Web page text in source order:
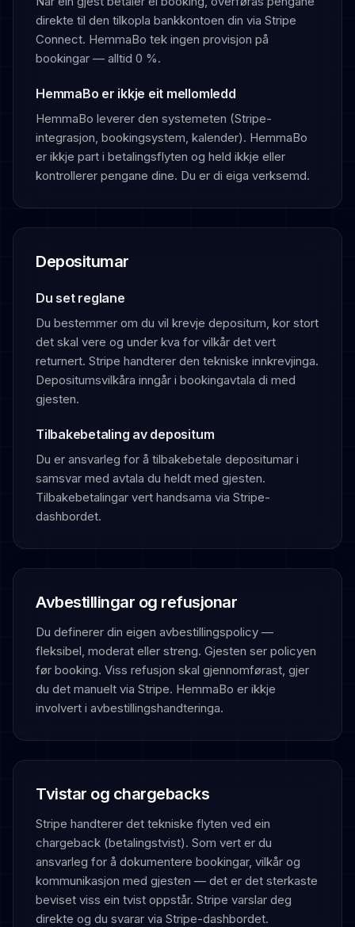
direkte til den tilkopla bankkontoen din via Stripe
Connect. HemmaBo tek ingen provisjon på
bookingar — alltid 0 %.
HemmaBo er ikkje eit mellomledd
HemmaBo leverer den systemeten (Stripe-
integrasjon, bookingsystem, kalender). HemmaBo
er ikkje part i betalingsflyten og held ikkje eller
kontrollerer pengane dine. Du er di eiga verksemd.
Depositumar
Du set reglane
Du bestemmer om du vil krevje depositum, kor stort
det skal vere og under kva for vilkår det vert
returnert. Stripe handterer den tekniske innkrevjinga.
Depositumsvilkåra inngår i bookingavtala di med
gjesten.
Tilbakebetaling av depositum
Du er ansvarleg for å tilbakebetale depositumar i
samsvar med avtala du heldt med gjesten.
Tilbakebetalingar vert handsama via Stripe-
dashbordet.
Avbestillingar og refusjonar
Du definerer din eigen avbestillingspolicy —
fleksibel, moderat eller streng. Gjesten ser policyen
før booking. Viss refusjon skal gjennomførast, gjer
du det manuelt via Stripe. HemmaBo er ikkje
involvert i avbestillingshandteringa.
Tvistar og chargebacks
Stripe handterer det tekniske flyten ved ein
chargeback (betalingstvist). Som vert er du
ansvarleg for å dokumentere bookingar, vilkår og
kommunikasjon med gjesten — det er det sterkaste
beviset viss ein tvist oppstår. Stripe varslar deg
direkte og du svarar via Stripe-dashbordet.